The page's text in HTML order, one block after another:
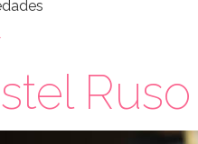
Ruso